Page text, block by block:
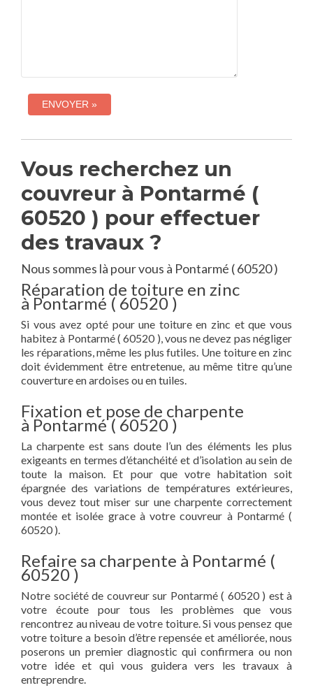
Vous recherchez un
couvreur à Pontarmé (
60520 ) pour effectuer
des travaux ?
Nous sommes là pour vous à Pontarmé ( 60520 )
Réparation de toiture en zinc
à Pontarmé ( 60520 )
Si vous avez opté pour une toiture en zinc et que vous
habitez à Pontarmé ( 60520 ), vous ne devez pas négliger
les réparations, même les plus futiles. Une toiture en zinc
doit évidemment être entretenue, au même titre qu’une
couverture en ardoises ou en tuiles.
Fixation et pose de charpente
à Pontarmé ( 60520 )
La charpente est sans doute l’un des éléments les plus
exigeants en termes d’étanchéité et d’isolation au sein de
toute la maison. Et pour que votre habitation soit
épargnée des variations de températures extérieures,
vous devez tout miser sur une charpente correctement
montée et isolée grace à votre couvreur à Pontarmé (
60520 ).
Refaire sa charpente à Pontarmé (
60520 )
Notre société de couvreur sur Pontarmé ( 60520 ) est à
votre écoute pour tous les problèmes que vous
rencontrez au niveau de votre toiture. Si vous pensez que
votre toiture a besoin d’être repensée et améliorée, nous
poserons un premier diagnostic qui confirmera ou non
votre idée et qui vous guidera vers les travaux à
entreprendre.